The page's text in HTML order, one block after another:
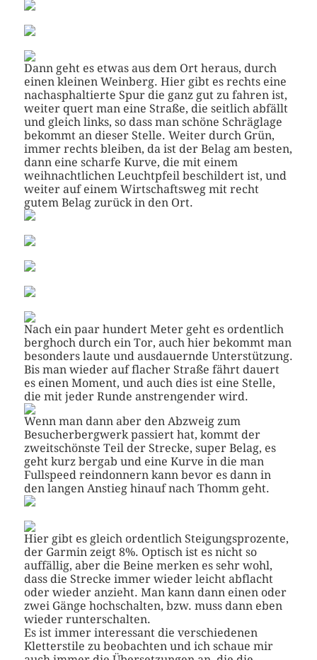
Dann geht es etwas aus dem Ort heraus, durch
einen kleinen Weinberg. Hier gibt es rechts eine
nachasphaltierte Spur die ganz gut zu fahren ist,
weiter quert man eine Straße, die seitlich abfällt
und gleich links, so dass man schöne Schräglage
bekommt an dieser Stelle. Weiter durch Grün,
immer rechts bleiben, da ist der Belag am besten,
dann eine scharfe Kurve, die mit einem
weihnachtlichen Leuchtpfeil beschildert ist, und
weiter auf einem Wirtschaftsweg mit recht
gutem Belag zurück in den Ort.
Nach ein paar hundert Meter geht es ordentlich
berghoch durch ein Tor, auch hier bekommt man
besonders laute und ausdauernde Unterstützung.
Bis man wieder auf flacher Straße fährt dauert
es einen Moment, und auch dies ist eine Stelle,
die mit jeder Runde anstrengender wird.
Wenn man dann aber den Abzweig zum
Besucherbergwerk passiert hat, kommt der
zweitschönste Teil der Strecke, super Belag, es
geht kurz bergab und eine Kurve in die man
Fullspeed reindonnern kann bevor es dann in
den langen Anstieg hinauf nach Thomm geht.
Hier gibt es gleich ordentlich Steigungsprozente,
der Garmin zeigt 8%. Optisch ist es nicht so
auffällig, aber die Beine merken es sehr wohl,
dass die Strecke immer wieder leicht abflacht
oder wieder anzieht. Man kann dann einen oder
zwei Gänge hochschalten, bzw. muss dann eben
wieder runterschalten.
Es ist immer interessant die verschiedenen
Kletterstile zu beobachten und ich schaue mir